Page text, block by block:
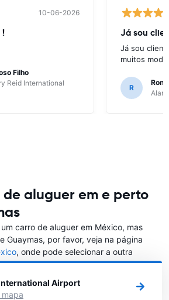
10-06-2026
!
Filho
Reid International
Já sou
Já sou
muitos
R
de aluguer em e perto
carro de aluguer em México, mas
Guaymas, por favor, veja na página
, onde pode selecionar a outra
gostaria de alugar um carro
Airport